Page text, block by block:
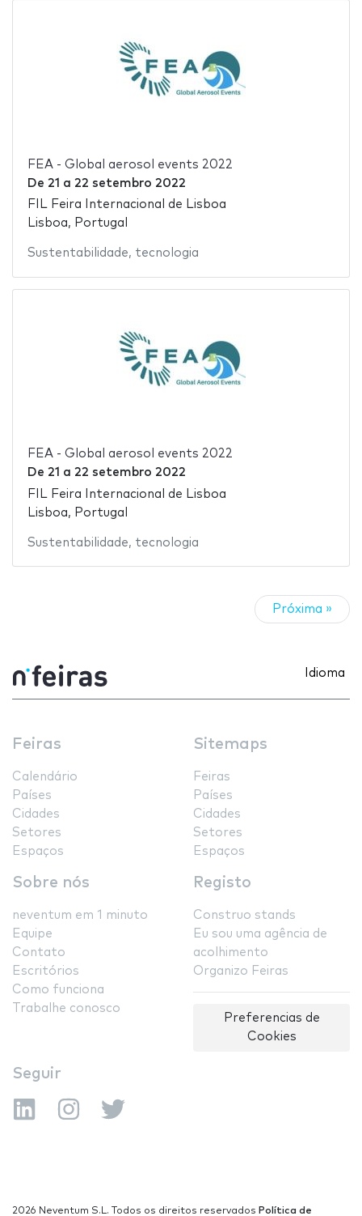
FEA - Global aerosol events 2022
De 21 a 22 setembro 2022
FIL Feira Internacional de Lisboa
Lisboa, Portugal
Sustentabilidade, tecnologia
FEA - Global aerosol events 2022
De 21 a 22 setembro 2022
FIL Feira Internacional de Lisboa
Lisboa, Portugal
Sustentabilidade, tecnologia
Próxima »
Idioma
Feiras
Calendário
Países
Cidades
Setores
Espaços
Sitemaps
Feiras
Países
Cidades
Setores
Espaços
Sobre nós
neventum em 1 minuto
Equipe
Contato
Escritórios
Como funciona
Trabalhe conosco
Registo
Construo stands
Eu sou uma agência de
acolhimento
Organizo Feiras
Preferencias de
Cookies
Seguir
2026 Neventum S.L. Todos os direitos reservados Política de